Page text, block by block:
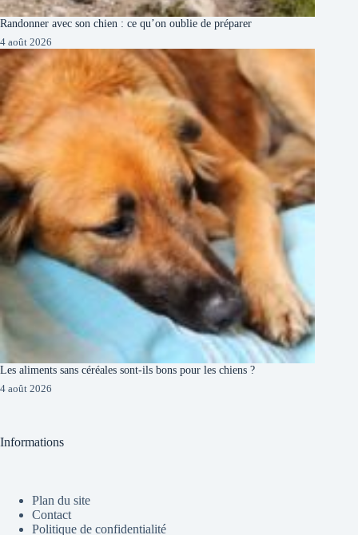
Randonner avec son chien : ce qu’on oublie de préparer
4 août 2026
Les aliments sans céréales sont-ils bons pour les chiens ?
4 août 2026
Informations
Plan du site
Contact
Politique de confidentialité